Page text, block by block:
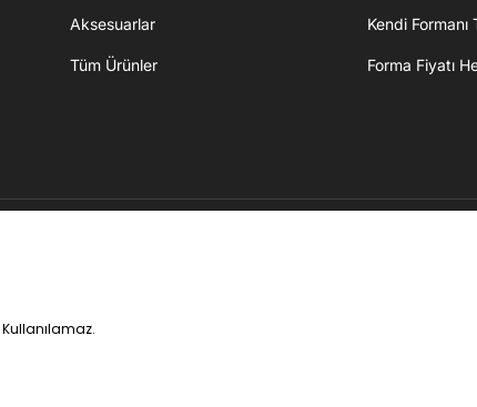
Aksesuarlar
Tüm Ürünler
Kendi Formanı
Forma Fiyatı